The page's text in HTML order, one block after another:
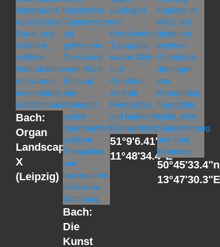
Bach:
Organ
Landscapes
X
(Leipzig)
Bach:
Die
Kunst
51°9'6.41"n
11°48'34.4"E
50°45'33.4"n
13°47'30.3"E